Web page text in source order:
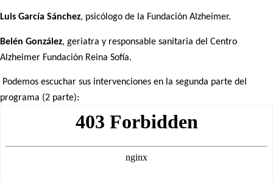
Luis García Sánchez, psicólogo de la Fundación Alzheimer.
Belén González, geriatra y responsable sanitaria del Centro
Alzheimer Fundación Reina Sofía.
Podemos escuchar sus intervenciones en la segunda parte del
programa (2 parte):